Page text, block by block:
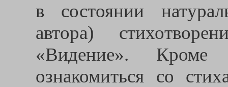
в состоянии
автора)
«Видение». Кроме
ознакомиться со